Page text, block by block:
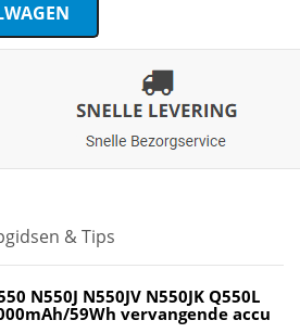
& Tips
N550J N550JV N550JK Q550L
59Wh vervangende accu